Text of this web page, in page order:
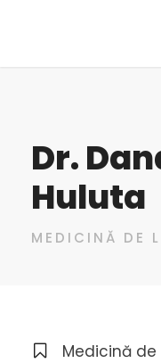
Dr.
Huluta
MEDICINĂ DE
Medicină